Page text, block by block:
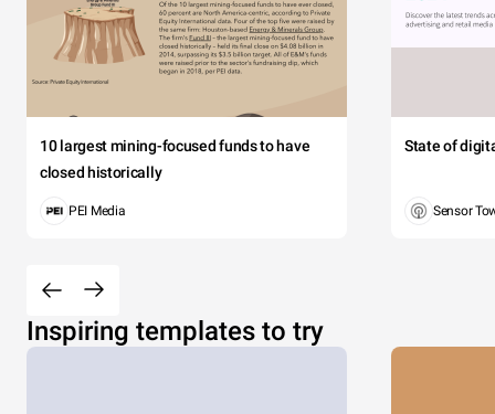
10 largest mining-focused funds to have
closed historically
PEI Media
State of
Sensor
Inspiring templates to try